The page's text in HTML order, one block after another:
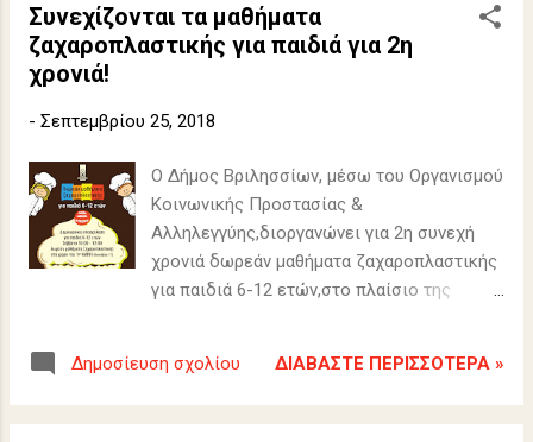
Συνεχίζονται τα μαθήματα
ζαχαροπλαστικής για παιδιά για 2η
χρονιά!
- Σεπτεμβρίου 25, 2018
Ο Δήμος Βριλησσίων, μέσω του Οργανισμού
Κοινωνικής Προστασίας &
Αλληλεγγύης,διοργανώνει για 2η συνεχή
χρονιά δωρεάν μαθήματα ζαχαροπλαστικής
για παιδιά 6-12 ετών,στο πλαίσιο της
ποιότητας ζωής όλης της οικογένειας.
Δημοσίευση σχολίου ΔΙΑΒΆΣΤΕ ΠΕΡΙΣΣΌΤΕΡΑ »